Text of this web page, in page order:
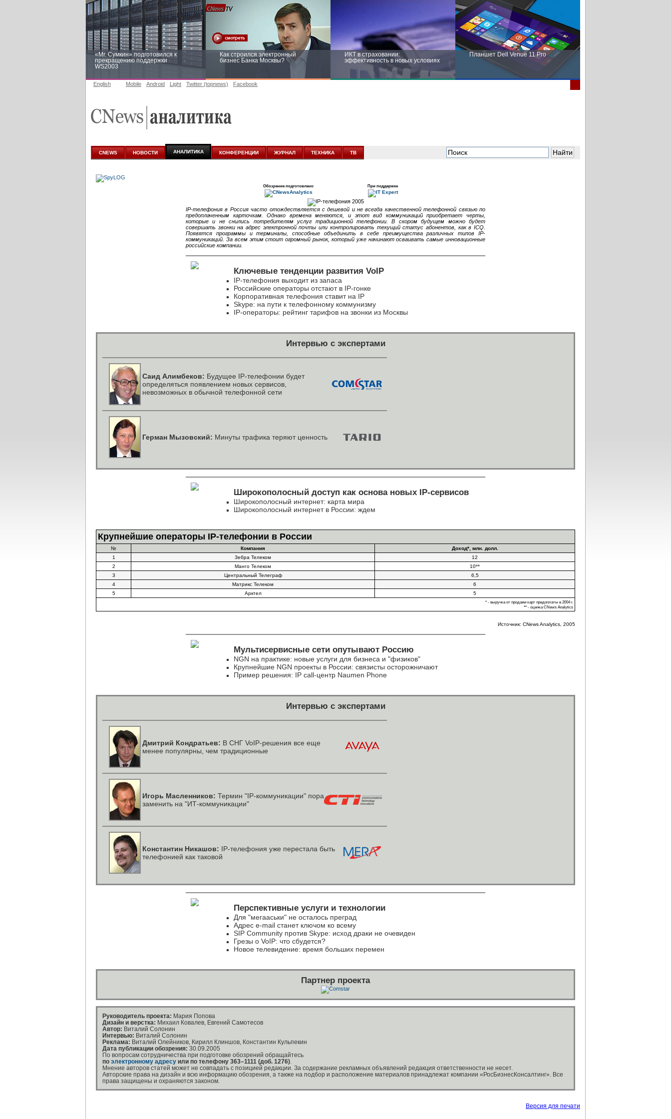
«Mr. Сумкин» подготовился к
прекращению поддержки
WS2003
Как строился электронный
бизнес Банка Москвы?
ИКТ в страховании:
эффективность в новых условиях
Планшет Dell Venue 11 Pro
аналитике
новых условиях
English Mobile Android Light Twitter (topnews) Facebook
CNEWS НОВОСТИ АНАЛИТИКА КОНФЕРЕНЦИИ ЖУРНАЛ ТЕХНИКА ТВ
Обозрение подготовлено При поддержке
IP-телефония в Россия часто отождествляется с дешевой и не всегда качественной телефонной связью по
предоплаченным карточкам. Однако времена меняются, и этот вид коммуникаций приобретает черты,
которые и не снились потребителям услуг традиционной телефонии. В скором будущем можно будет
совершать звонки на адрес электронной почты или контролировать текущий статус абонентов, как в ICQ.
Появятся программы и терминалы, способные объединить в себе преимущества различных типов IP-
коммуникаций. За всем этим стоит огромный рынок, который уже начинают осваивать самые инновационные
российские компании.
Ключевые тенденции развития VoIP
IP-телефония выходит из запаса
Российские операторы отстают в IP-гонке
Корпоративная телефония ставит на IP
Skype: на пути к телефонному коммунизму
IP-операторы: рейтинг тарифов на звонки из Москвы
Интервью с экспертами
Саид Алимбеков: Будущее IP-телефонии будет
определяться появлением новых сервисов,
невозможных в обычной телефонной сети
Герман Мызовский: Минуты трафика теряют ценность
Широкополосный доступ как основа новых IP-сервисов
Широкополосный интернет: карта мира
Широкополосный интернет в России: ждем
Крупнейшие операторы IP-телефонии в России
№ Компания Доход*, млн. долл.
1
Зебра Телеком
12
2
Манго Телеком
10**
3
Центральный Телеграф
6,5
4
Матрикс Телеком
6
5
Арктел 5
* - выручка от продажи карт предоплаты в 2004 г.
** - оценка CNews Analytics
Источник: CNews Analytics, 2005
Мультисервисные сети опутывают Россию
NGN на практике: новые услуги для бизнеса и "физиков"
Крупнейшие NGN проекты в России: связисты осторожничают
Пример решения: IP call-центр Naumen Phone
Интервью с экспертами
Дмитрий Кондратьев: В СНГ VoIP-решения все еще
менее популярны, чем традиционные
Игорь Масленников: Термин "IP-коммуникации" пора
заменить на "ИТ-коммуникации"
Константин Никашов: IP-телефония уже перестала быть
телефонией как таковой
Перспективные услуги и технологии
Для "мегааськи" не осталось преград
Адрес e-mail станет ключом ко всему
SIP Community против Skype: исход драки не очевиден
Грезы о VoIP: что сбудется?
Новое телевидение: время больших перемен
Партнер проекта
Руководитель проекта: Мария Попова
Дизайн и верстка: Михаил Ковалев, Евгений Самотесов
Автор: Виталий Солонин
Интервью: Виталий Солонин
Реклама: Виталий Олейников, Кирилл Клиншов, Константин Кульпекин
Дата публикации обозрения: 30.09.2005
По вопросам сотрудничества при подготовке обозрений обращайтесь
по электронному адресу или по телефону 363–1111 (доб. 1276)
Мнение авторов статей может не совпадать с позицией редакции. За содержание рекламных объявлений редакция ответственности не несет.
Авторские права на дизайн и всю информацию обозрения, а также на подбор и расположение материалов принадлежат компании «РосБизнесКонсалтинг». Все
права защищены и охраняются законом.
Версия для печати